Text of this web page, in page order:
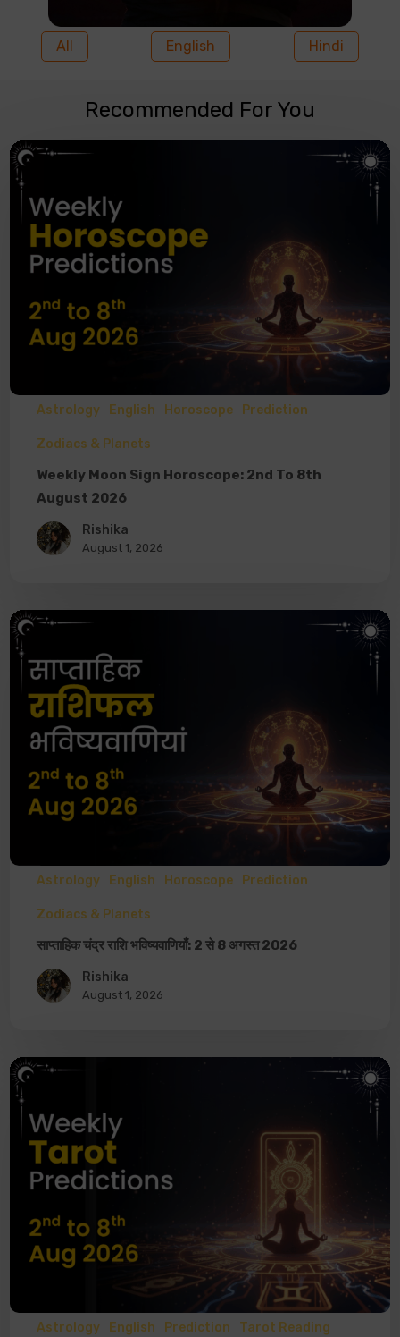
All English Hindi
Recommended For You
Astrology English Horoscope Prediction
Zodiacs & Planets
Weekly Moon Sign Horoscope: 2nd To 8th
August 2026
Rishika
August 1, 2026
Astrology English Horoscope Prediction
Zodiacs & Planets
साप्ताहिक चंद्र राशि भविष्यवाणियाँ: 2 से 8 अगस्त 2026
Rishika
August 1, 2026
Astrology English Prediction Tarot Reading